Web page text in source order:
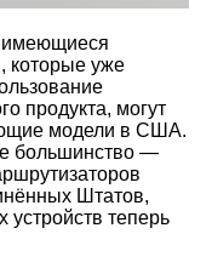
имеющиеся
которые уже
продукта, могут
модели в США.
большинство —
Штатов,
устройств теперь